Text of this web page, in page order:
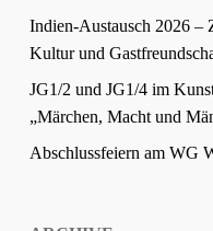
Indien-Austausch 2026 –
Kultur und
JG1/2 und JG1/4 im
„Märchen, Macht und
Abschlussfeiern am WG